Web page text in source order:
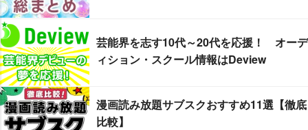
芸能界を志す10代～20代を応援！ オーデ
ィション・スクール情報はDeview
漫画読み放題サブスクおすすめ11選【徹底
比較】